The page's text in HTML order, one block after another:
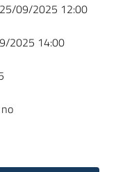
25/09/2025 12:00
2025 14:00
no